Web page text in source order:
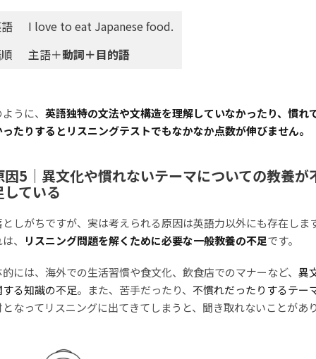
I love to eat Japanese food.
主語＋動詞＋目的語
うに、 英語独特の文法や文構造を理解していなかったり、慣れ
たりするとリスニングテストでもなかなか点数が伸びません。
因5｜異文化や慣れないテーマについての教養が
している
しがちですが、実は考えられる原因は英語力以外にも存在しま
、
リスニング問題を解くために必要な一般教養の不足です。
には、海外での生活習慣や食文化、飲食店でのマナーなど、 異
る知識の不足。また、苦手だったり、 不慣れだったりするテー
なってリスニングに出てきてしまうと、聞き取れないことがあ